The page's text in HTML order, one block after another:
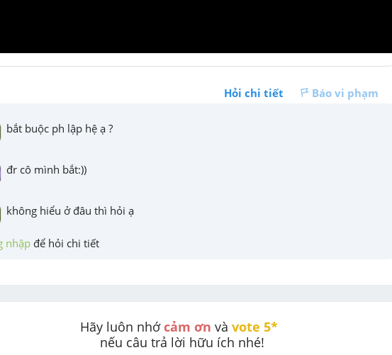
Hỏi chi tiết Báo vi phạm
bắt buộc ph lập hệ ạ ?
đr cô mình bắt:))
không hiểu ở đâu thì hỏi ạ
nhập để hỏi chi tiết
Hãy luôn nhớ cảm ơn và vote 5*
nếu câu trả lời hữu ích nhé!